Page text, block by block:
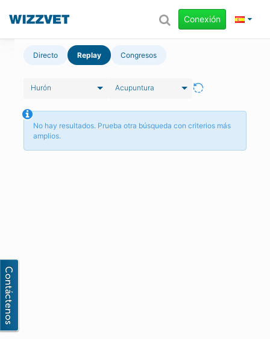
Conexión
Directo Replay Congresos
Hurón Acupuntura
No hay resultados. Prueba otra búsqueda con criterios más
amplios.